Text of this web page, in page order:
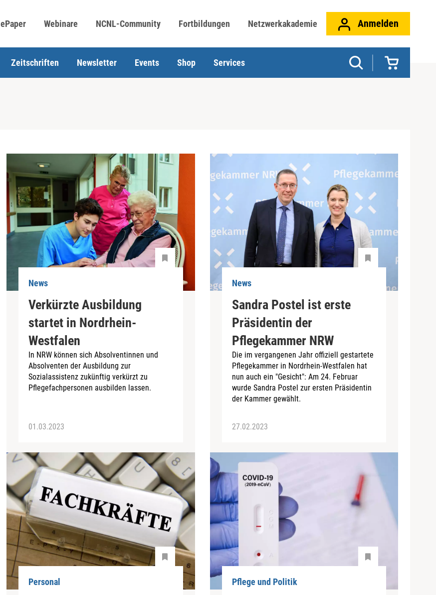
ePaper Webinare NCNL-Community Fortbildungen Netzwerkakademie Anmelden
Zeitschriften Newsletter Events Shop Services
News
Verkürzte Ausbildung
startet in Nordrhein-
Westfalen
In NRW können sich Absolventinnen und
Absolventen der Ausbildung zur
Sozialassistenz zukünftig verkürzt zu
Pflegefachpersonen ausbilden lassen.
01.03.2023
News
Sandra Postel ist erste
Präsidentin der
Pflegekammer NRW
Die im vergangenen Jahr offiziell gestartete
Pflegekammer in Nordrhein-Westfalen hat
nun auch ein "Gesicht": Am 24. Februar
wurde Sandra Postel zur ersten Präsidentin
der Kammer gewählt.
27.02.2023
Personal Pflege und Politik